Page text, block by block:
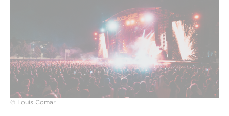
© Louis Comar